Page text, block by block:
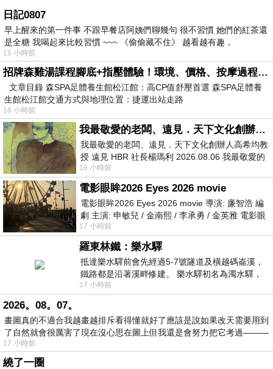
日記0807
早上醒來的第一件事 不跟早餐店阿姨們聊幾句 很不習慣 她們的紅茶還
是全糖 我喝起來比較習慣 ~~~ 《偷偷藏不住》 越看越有趣，
15 小時前
招牌森雞湯課程腳底+指壓體驗！環境、價格、按摩過程全紀錄，森SPA足體養生館松江館最新價格表
文章目錄 森SPA足體養生館松江館：高CP值舒壓首選 森SPA足體養
生館松江館交通方式與地理位置：捷運出站走路
16 小時前
我最敬愛的老闆、遠見．天下文化創辦人高希均教授
我最敬愛的老闆、遠見．天下文化創辦人高希均教
授 遠見 HBR 社長楊瑪利 2026.08.06 我最敬愛的
老闆、遠見．天下文化創辦人高希均教
16 小時前
電影眼眸2026 Eyes 2026 movie
電影眼眸2026 Eyes 2026 movie 導演: 廉智浩 編
劇 主演: 申敏兒 / 金南熙 / 李承勇 / 金英雅 電影眼
眸2026描述攝影師徐珍因遺
17 小時前
羅東林鐵：樂水驛
抵達樂水驛前會先經過5-7號隧道及橫越碼崙溪，
鐵路都是沿著溪畔修建。 樂水驛初名為濁水驛，
但因與臺鐵集集線車站同名，於1953
17 小時前
2026。08。07。
畫圖真的不適合我越畫越排斥看得懂就好了應該是說如果改天需要用到
了自然就會很厲害了現在沒心思在圖上但我還是會努力把它考過———
17 小時前
繞了一圈